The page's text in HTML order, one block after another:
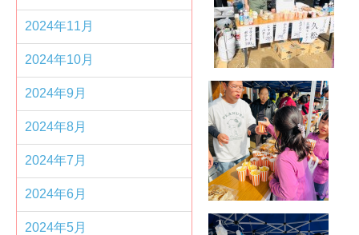
2024年11月
2024年10月
2024年9月
2024年8月
2024年7月
2024年6月
2024年5月